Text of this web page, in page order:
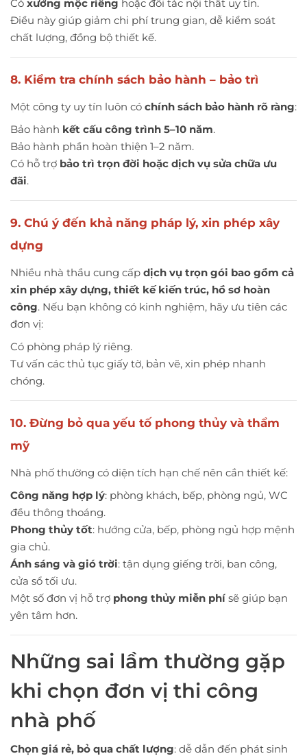
Có xưởng mộc riêng hoặc đối tác nội thất uy tín.
Điều này giúp giảm chi phí trung gian, dễ kiểm soát
chất lượng, đồng bộ thiết kế.
8. Kiểm tra chính sách bảo hành – bảo trì
Một công ty uy tín luôn có chính sách bảo hành rõ ràng:
Bảo hành kết cấu công trình 5–10 năm.
Bảo hành phần hoàn thiện 1–2 năm.
Có hỗ trợ bảo trì trọn đời hoặc dịch vụ sửa chữa ưu
đãi.
9. Chú ý đến khả năng pháp lý, xin phép xây
dựng
Nhiều nhà thầu cung cấp dịch vụ trọn gói bao gồm cả
xin phép xây dựng, thiết kế kiến trúc, hồ sơ hoàn
công. Nếu bạn không có kinh nghiệm, hãy ưu tiên các
đơn vị:
Có phòng pháp lý riêng.
Tư vấn các thủ tục giấy tờ, bản vẽ, xin phép nhanh
chóng.
10. Đừng bỏ qua yếu tố phong thủy và thẩm
mỹ
Nhà phố thường có diện tích hạn chế nên cần thiết kế:
Công năng hợp lý: phòng khách, bếp, phòng ngủ, WC
đều thông thoáng.
Phong thủy tốt: hướng cửa, bếp, phòng ngủ hợp mệnh
gia chủ.
Ánh sáng và gió trời: tận dụng giếng trời, ban công,
cửa sổ tối ưu.
Một số đơn vị hỗ trợ phong thủy miễn phí sẽ giúp bạn
yên tâm hơn.
Những sai lầm thường gặp
khi chọn đơn vị thi công
nhà phố
Chọn giá rẻ, bỏ qua chất lượng: dễ dẫn đến phát sinh